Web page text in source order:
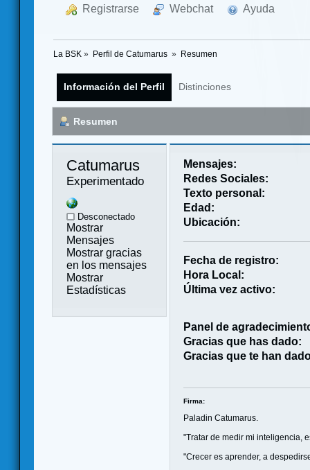
Registrarse Webchat Ayuda
La BSK » Perfil de Catumarus » Resumen
Información del Perfil Distinciones
Resumen
Catumarus
Experimentado
Desconectado
Mostrar
Mensajes
Mostrar gracias
en los mensajes
Mostrar
Estadísticas
Mensajes:
Redes Sociales:
Texto personal:
Edad:
Ubicación:
Fecha de registro:
Hora Local:
Última vez activo:
Panel de
Gracias que has dado:
Gracias que te han
Firma:
Paladin Catumarus.
"Tratar de medir mi inteligencia,
"Crecer es aprender, a